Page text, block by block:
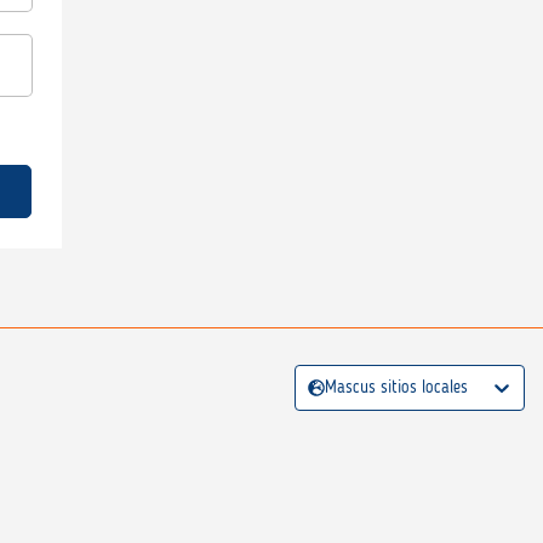
Mascus sitios locales